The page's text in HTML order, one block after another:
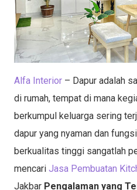
Alfa Interior – Dapur adalah
di rumah, tempat di mana
berkumpul keluarga sering
dapur yang nyaman dan
berkualitas tinggi sangatlah
mencari Jasa Pembuatan
Jakbar Pengalaman yang